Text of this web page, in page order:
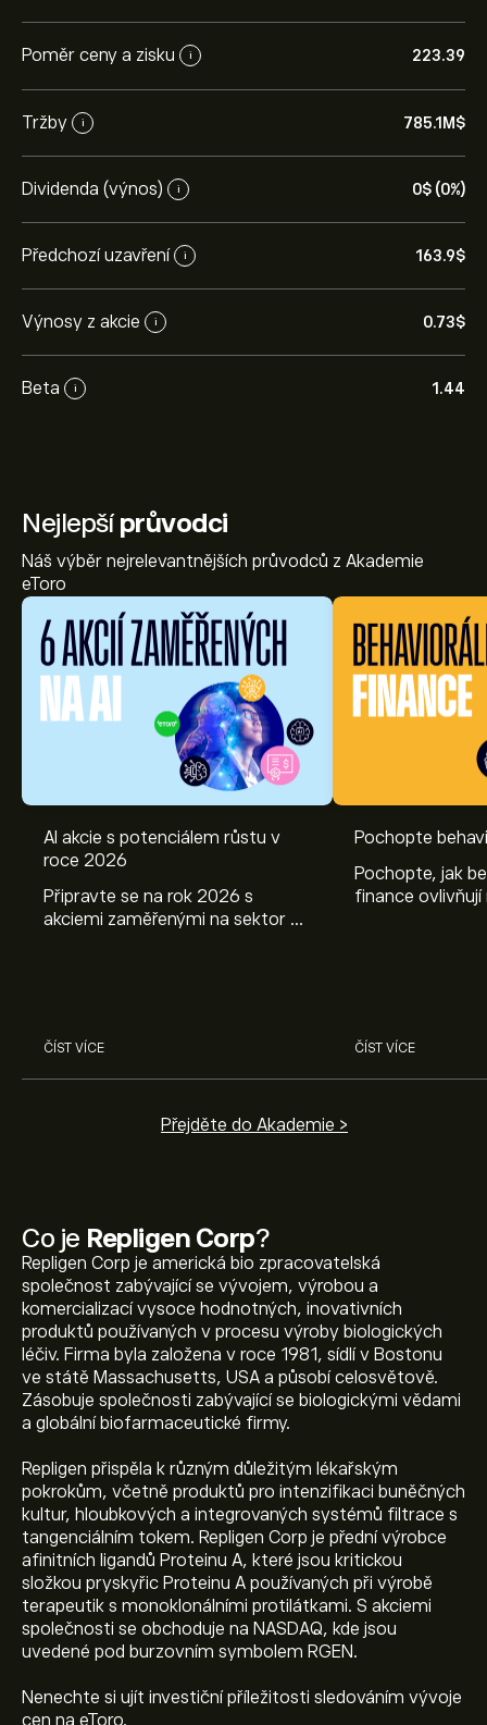
Poměr ceny a zisku i 223.39
Tržby i 785.1M‎$‎
Dividenda (výnos) i 0‎$‎ (0%)
Předchozí uzavření i 163.9‎$‎
Výnosy z akcie i 0.73‎$‎
Beta i 1.44
Co je Repligen Corp?
Repligen Corp je americká bio zpracovatelská
společnost zabývající se vývojem, výrobou a
komercializací vysoce hodnotných, inovativních
produktů používaných v procesu výroby biologických
léčiv. Firma byla založena v roce 1981, sídlí v Bostonu
ve státě Massachusetts, USA a působí celosvětově.
Zásobuje společnosti zabývající se biologickými vědami
a globální biofarmaceutické firmy.
Repligen přispěla k různým důležitým lékařským
pokrokům, včetně produktů pro intenzifikaci buněčných
kultur, hloubkových a integrovaných systémů filtrace s
tangenciálním tokem. Repligen Corp je přední výrobce
afinitních ligandů Proteinu A, které jsou kritickou
složkou pryskyřic Proteinu A používaných při výrobě
terapeutik s monoklonálními protilátkami. S akciemi
společnosti se obchoduje na NASDAQ, kde jsou
uvedené pod burzovním symbolem RGEN.
Nenechte si ujít investiční příležitosti sledováním vývoje
cen na eToro.
Nejlepšíprůvodci
Náš výběr nejrelevantnějších průvodců z Akademie
eToro
AI akcie s potenciálem růstu v
roce 2026
Připravte se na rok 2026 s
akciemi zaměřenými na sektor AI.
ČÍST VÍCE
Pochopte
Pochopte, jak
finance
ČÍST VÍCE
Přejděte do Akademie >
Aktuální cena akcie RGEN je 163.90‎$‎.